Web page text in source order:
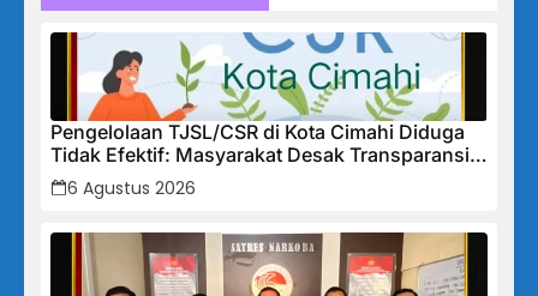
Pengelolaan TJSL/CSR di Kota Cimahi Diduga
Tidak Efektif: Masyarakat Desak Transparansi
Penuh dan Perbaikan Sistem
6 Agustus 2026